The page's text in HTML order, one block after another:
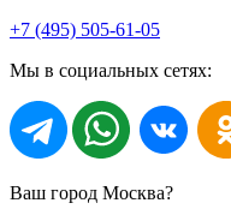
+7 (495) 505-61-05
Мы в социальных сетях:
Ваш город Москва?